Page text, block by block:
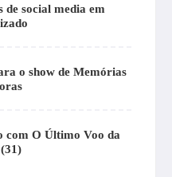
de social media em
o show de Memórias
com O Último Voo da